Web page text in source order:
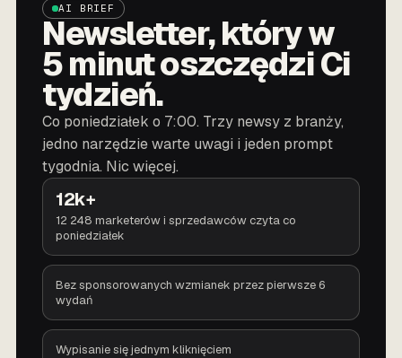
AI BRIEF
Newsletter, który w
5 minut oszczędzi Ci
tydzień.
Co poniedziałek o 7:00. Trzy newsy z branży,
jedno narzędzie warte uwagi i jeden prompt
tygodnia. Nic więcej.
12k+
12 248 marketerów i sprzedawców czyta co
poniedziałek
Bez sponsorowanych wzmianek przez pierwsze 6
wydań
Wypisanie się jednym kliknięciem